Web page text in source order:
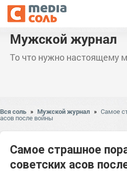
Мужской журнал
То что нужно настоящему
Вся соль » Мужской журнал » Самое
асов после войны
Самое страшное
советских асов